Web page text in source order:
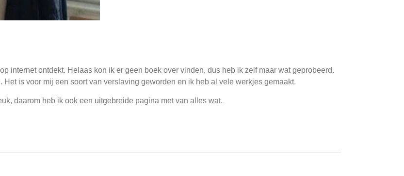
internet ontdekt. Helaas kon ik er geen boek over vinden, dus heb ik zelf maar wat geprobeerd.
is voor mij een soort van verslaving geworden en ik heb al vele werkjes gemaakt.
daarom heb ik ook een uitgebreide pagina met van alles wat.